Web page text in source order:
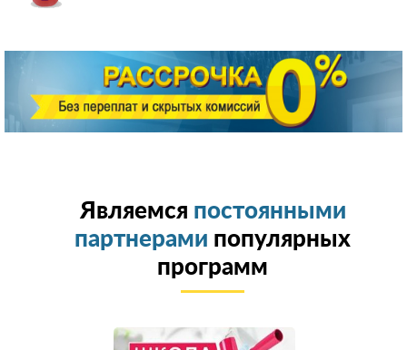
Являемся постоянными
партнерами популярных
программ